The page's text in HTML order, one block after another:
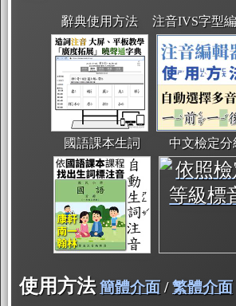
辭典使用方法 注音IVS字型
國語課本生詞 中文檢定分
使用方法 簡體介面/繁體介面